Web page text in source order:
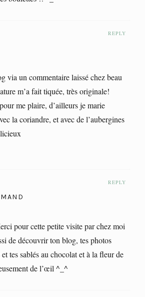
REPLY
via un commentaire laissé chez beau
m’a fait tiquée, très originale!
me plaire, d’ailleurs je marie
la coriandre, et avec de l’aubergines
REPLY
pour cette petite visite par chez moi
de découvrir ton blog, tes photos
tes sablés au chocolat et à la fleur de
de l’œil ^_^